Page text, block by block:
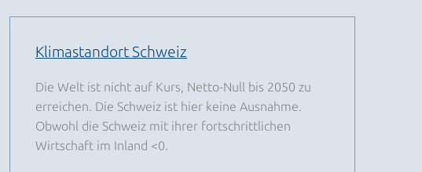
Klimastandort Schweiz
Die Welt ist nicht auf Kurs, Netto-Null bis 2050 zu
erreichen. Die Schweiz ist hier keine Ausnahme.
Obwohl die Schweiz mit ihrer fortschrittlichen
Wirtschaft im Inland <0.